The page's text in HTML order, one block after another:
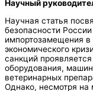
Научный
Научная статья
безопасности
импортозамещения
экономического
санкций
оборудования,
ветеринарных
Однако, несмотря на